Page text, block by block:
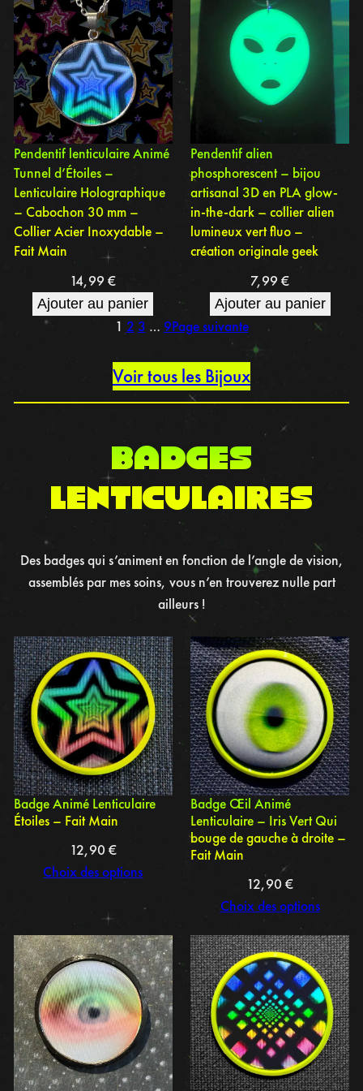
Pendentif lenticulaire Animé
Tunnel d’Étoiles –
Lenticulaire Holographique
– Cabochon 30 mm –
Collier Acier Inoxydable –
Fait Main
14,99€
Ajouter au panier
Pendentif alien
phosphorescent – bijou
artisanal 3D en PLA glow-
in-the-dark – collier alien
lumineux vert fluo –
création originale geek
7,99€
Ajouter au panier
1 2 3 … 9Page suivante
Voir tous les Bijoux
BADGES
LENTICULAIRES
Des badges qui s’animent en fonction de l’angle de vision,
assemblés par mes soins, vous n’en trouverez nulle part
ailleurs !
Badge Animé Lenticulaire
Étoiles – Fait Main
12,90 €
Choix des options
Badge Œil Animé
Lenticulaire – Iris Vert Qui
bouge de gauche à droite –
Fait Main
12,90€
Choix des options